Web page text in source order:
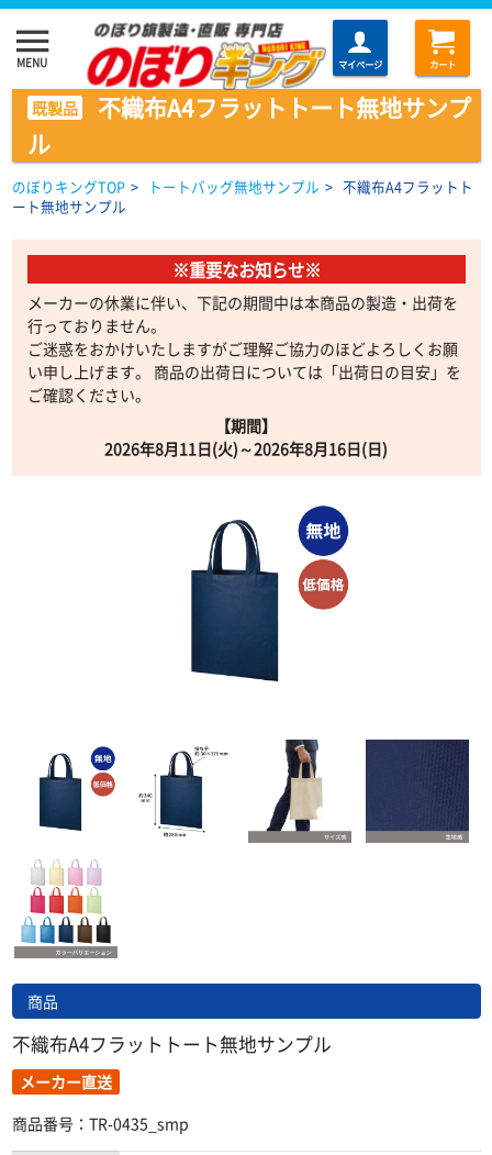
menu
MENU マイページ カート
既製品
不織布A4フラットトート無地サンプ
ル
のぼりキングTOP > トートバッグ無地サンプル > 不織布A4フラットト
ート無地サンプル
※重要なお知らせ※
メーカーの休業に伴い、下記の期間中は本商品の製造・出荷を
行っておりません。
ご迷惑をおかけいたしますがご理解ご協力のほどよろしくお願
い申し上げます。 商品の出荷日については「出荷日の目安」を
ご確認ください。
【期間】
2026年8月11日(火)～2026年8月16日(日)
商品
不織布A4フラットトート無地サンプル
メーカー直送
商品番号：TR-0435_smp